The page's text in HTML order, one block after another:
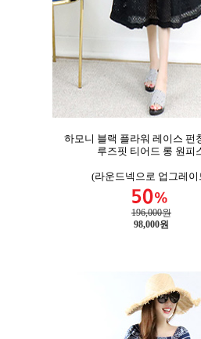
하모니 블랙 플라워 레이스 펀
루즈핏 티어드 롱 원피
(라운드넥으로 업그레이
196,000원
98,000원